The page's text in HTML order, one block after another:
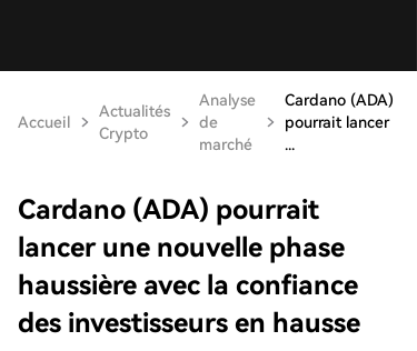
Accueil
Actualités
Crypto
Analyse
de
marché
Cardano (ADA)
pourrait lancer
...
Cardano (ADA) pourrait
lancer une nouvelle phase
haussière avec la confiance
des investisseurs en hausse